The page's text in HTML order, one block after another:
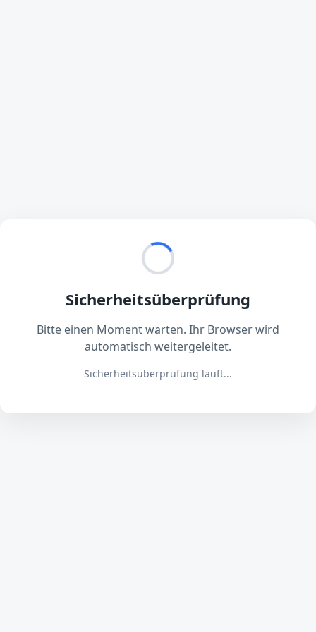
Sicherheitsüberprüfung
Bitte einen Moment warten. Ihr Browser wird
automatisch weitergeleitet.
Sicherheitsüberprüfung läuft...